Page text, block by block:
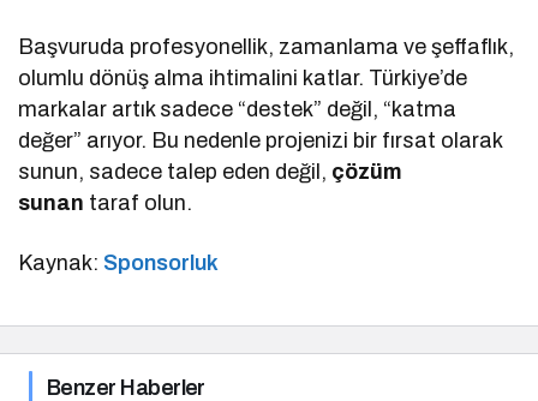
Başvuruda profesyonellik, zamanlama ve şeffaflık,
olumlu dönüş alma ihtimalini katlar. Türkiye’de
markalar artık sadece “destek” değil, “katma
değer” arıyor. Bu nedenle projenizi bir fırsat olarak
sunun, sadece talep eden değil, çözüm
sunan taraf olun.
Kaynak: Sponsorluk
Benzer Haberler